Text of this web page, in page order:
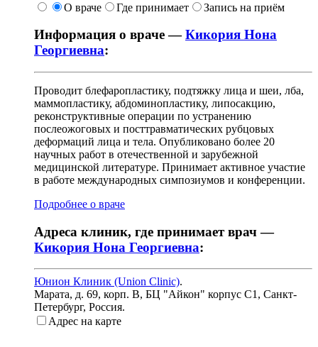
О враче
Где принимает Запись на приём
Информация о враче —Кикория Нона
Георгиевна:
Проводит блефаропластику, подтяжку лица и шеи, лба,
маммопластику, абдоминопластику, липосакцию,
реконструктивные операции по устранению
послеожоговых и посттравматических рубцовых
деформаций лица и тела. Опубликовано более 20
научных работ в отечественной и зарубежной
медицинской литературе. Принимает активное участие
в работе международных симпозиумов и конференции.
Подробнее о враче
Адреса клиник, где принимает врач —
Кикория Нона Георгиевна:
Юнион Клиник (Union Clinic).
Марата, д. 69, корп. В, БЦ "Айкон" корпус С1, Санкт-
Петербург, Россия.
Адрес на карте